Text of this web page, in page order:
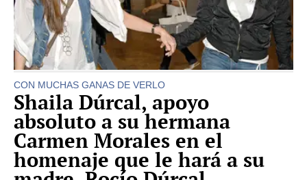
CON MUCHAS GANAS DE VERLO
Shaila Dúrcal, apoyo
absoluto a su hermana
Carmen Morales en el
homenaje que le hará a su